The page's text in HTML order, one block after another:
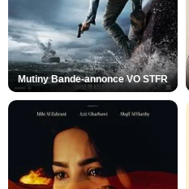
Mutiny Bande-annonce VO STFR